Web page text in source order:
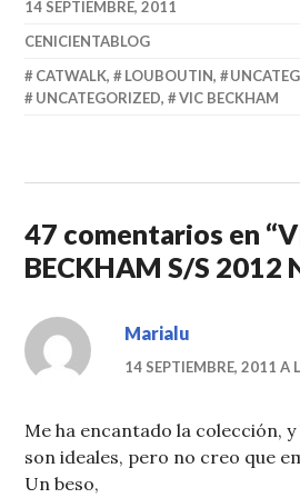
14 SEPTIEMBRE, 2011
CENICIENTABLOG
CATWALK, LOUBOUTIN,
UNCATEGORIZED, VIC BECKHAM
47 comentarios en “
BECKHAM S/S 2012
Marialu
14 SEPTIEMBRE, 2011 A
Me ha encantado la colección,
son ideales, pero no creo que
Un beso,